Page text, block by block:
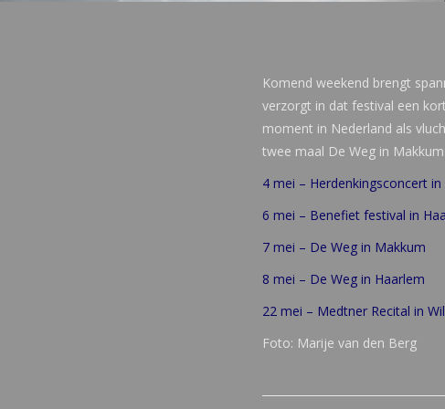
Komend weekend brengt
verzorgt in dat festival een
moment in Nederland als
twee maal De Weg in
4 mei – Herdenkingsconcert in
6 mei – Benefiet festival in
7 mei – De Weg in Makkum
8 mei – De Weg in Haarlem
22 mei – Medtner Recital in
Foto: Marije van den Berg